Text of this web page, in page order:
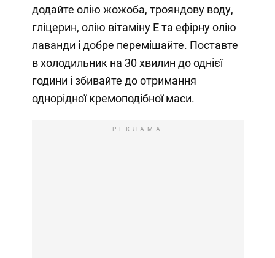
додайте олію жожоба, трояндову воду,
гліцерин, олію вітаміну Е та ефірну олію
лаванди і добре перемішайте. Поставте
в холодильник на 30 хвилин до однієї
години і збивайте до отримання
однорідної кремоподібної маси.
РЕКЛАМА